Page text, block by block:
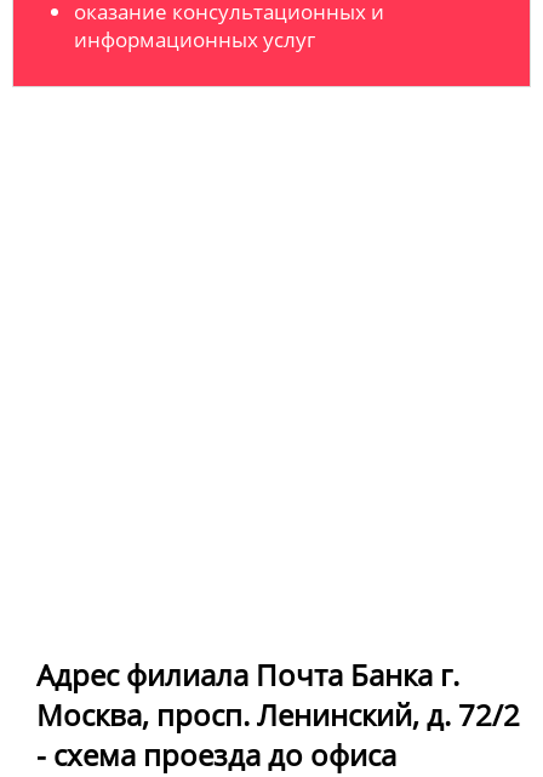
оказание консультационных и
информационных услуг
Адрес филиала Почта Банка г.
Москва, просп. Ленинский, д. 72/2
- схема проезда до офиса